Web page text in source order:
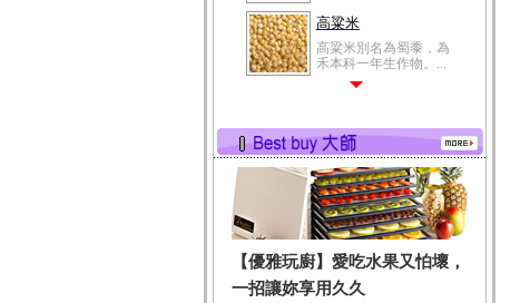
高粱米
高粱米別名為蜀黍，為
禾本科一年生作物。...
有蛋白質、脂肪、磷...
鮪魚
鮪魚肚肉中的不飽和脂
肪酸內富含EPA和DH...
韭菜
韭菜所含的膳食纖維能
幫助消化與通便；揮...
【優雅玩廚】愛吃水果又怕壞，
一招讓妳享用久久